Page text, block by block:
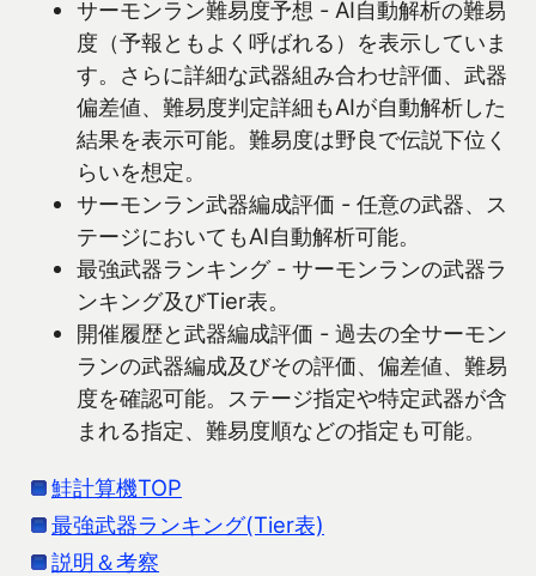
サーモンラン難易度予想 - AI自動解析の難易
度（予報ともよく呼ばれる）を表示していま
す。さらに詳細な武器組み合わせ評価、武器
偏差値、難易度判定詳細もAIが自動解析した
結果を表示可能。難易度は野良で伝説下位く
らいを想定。
サーモンラン武器編成評価 - 任意の武器、ス
テージにおいてもAI自動解析可能。
最強武器ランキング - サーモンランの武器ラ
ンキング及びTier表。
開催履歴と武器編成評価 - 過去の全サーモン
ランの武器編成及びその評価、偏差値、難易
度を確認可能。ステージ指定や特定武器が含
まれる指定、難易度順などの指定も可能。
鮭計算機TOP
最強武器ランキング(Tier表)
説明＆考察